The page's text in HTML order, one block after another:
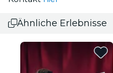
Ähnliche Erlebnisse